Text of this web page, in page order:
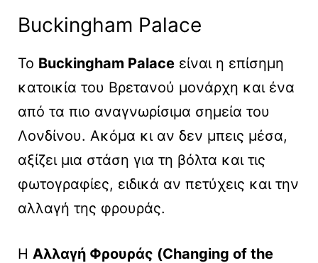
Buckingham Palace
Το Buckingham Palace είναι η επίσημη
κατοικία του Βρετανού μονάρχη και ένα
από τα πιο αναγνωρίσιμα σημεία του
Λονδίνου. Ακόμα κι αν δεν μπεις μέσα,
αξίζει μια στάση για τη βόλτα και τις
φωτογραφίες, ειδικά αν πετύχεις και την
αλλαγή της φρουράς.
Η Αλλαγή Φρουράς (Changing of the